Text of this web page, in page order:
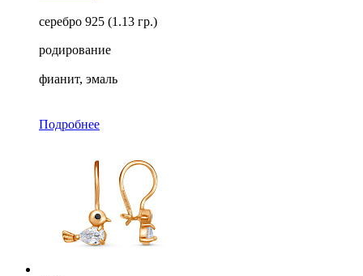
серебро 925 (1.13 гр.)
родирование
фианит, эмаль
Подробнее